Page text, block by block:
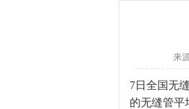
来
7日全国无
的无缝管平